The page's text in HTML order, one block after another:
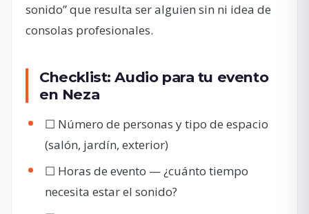
sonido” que resulta ser alguien sin ni idea de
consolas profesionales.
Checklist: Audio para tu evento
en Neza
☐ Número de personas y tipo de espacio
(salón, jardín, exterior)
☐ Horas de evento — ¿cuánto tiempo
necesita estar el sonido?